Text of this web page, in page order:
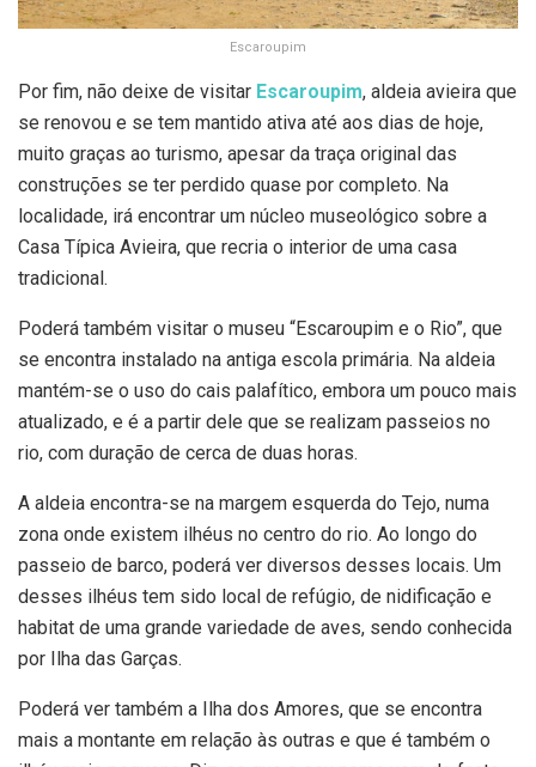
Escaroupim
Por fim, não deixe de visitar Escaroupim, aldeia avieira que
se renovou e se tem mantido ativa até aos dias de hoje,
muito graças ao turismo, apesar da traça original das
construções se ter perdido quase por completo. Na
localidade, irá encontrar um núcleo museológico sobre a
Casa Típica Avieira, que recria o interior de uma casa
tradicional.
Poderá também visitar o museu “Escaroupim e o Rio”, que
se encontra instalado na antiga escola primária. Na aldeia
mantém-se o uso do cais palafítico, embora um pouco mais
atualizado, e é a partir dele que se realizam passeios no
rio, com duração de cerca de duas horas.
A aldeia encontra-se na margem esquerda do Tejo, numa
zona onde existem ilhéus no centro do rio. Ao longo do
passeio de barco, poderá ver diversos desses locais. Um
desses ilhéus tem sido local de refúgio, de nidificação e
habitat de uma grande variedade de aves, sendo conhecida
por Ilha das Garças.
Poderá ver também a Ilha dos Amores, que se encontra
mais a montante em relação às outras e que é também o